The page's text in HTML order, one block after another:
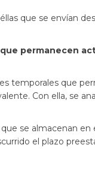
que se envían
permanecen
temporales que
Con ella, se
se almacenan
el plazo